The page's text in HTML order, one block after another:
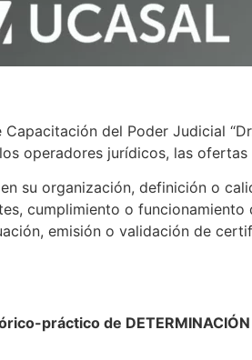
del Poder Judicial
operadores jurídicos, las
su organización, definición o
cumplimiento o
emisión o validación de
práctico de DETERMINACIÓN